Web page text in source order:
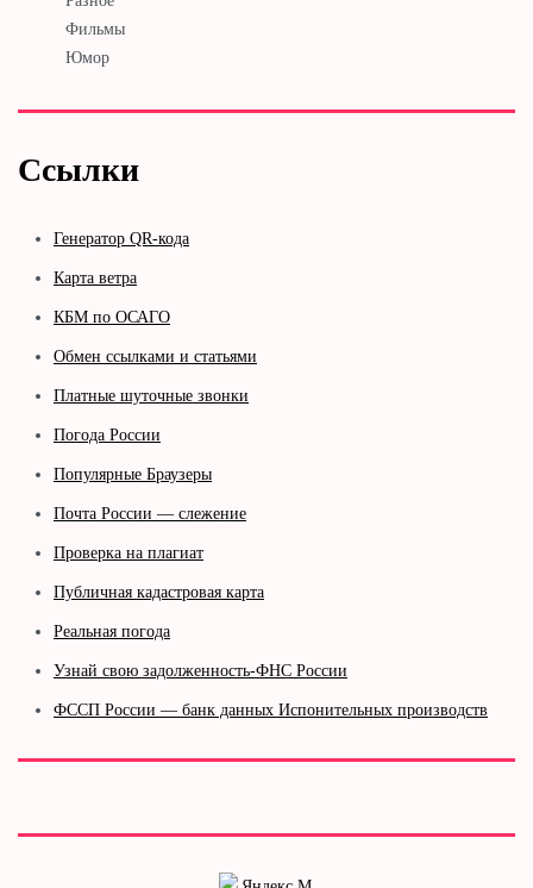
Фильмы
Юмор
Ссылки
Генератор QR-кода
Карта ветра
КБМ по ОСАГО
Обмен ссылками и статьями
Платные шуточные звонки
Погода России
Популярные Браузеры
Почта России — слежение
Проверка на плагиат
Публичная кадастровая карта
Реальная погода
Узнай свою задолженность-ФНС России
ФССП России — банк данных Испонительных производств